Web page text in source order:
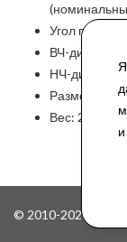
Угол
ВЧ-динамик:
НЧ-динамик:
Размер: 180
Вес: 2.6 кг
© 2010-2026, ООО